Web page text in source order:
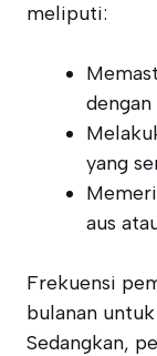
meliputi:
dengan
yang
aus
Frekuensi
bulanan
Sedangkan,